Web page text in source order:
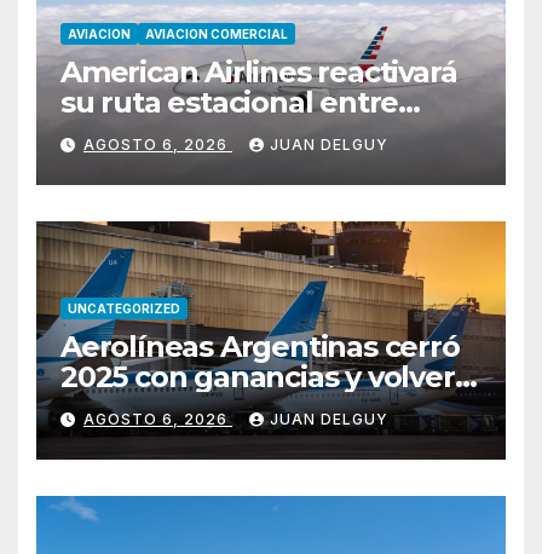
AVIACION AVIACION COMERCIAL
American Airlines reactivará
su ruta estacional entre
Miami y Montevideo con
vuelos diarios
AGOSTO 6, 2026 JUAN DELGUY
UNCATEGORIZED
Aerolíneas Argentinas cerró
2025 con ganancias y volverá
a pagar impuesto a las
ganancias
AGOSTO 6, 2026 JUAN DELGUY